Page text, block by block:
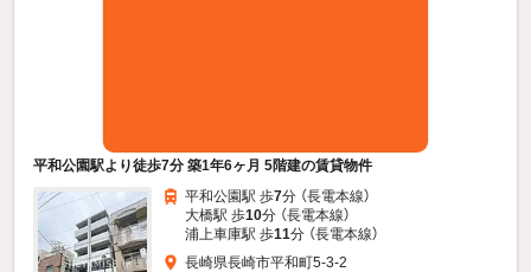
平和公園駅より徒歩7分 築1年6ヶ月 5階建の賃貸物件
平和公園駅 歩7分 （長電本線）
大橋駅 歩10分 （長電本線）
浦上車庫駅 歩11分 （長電本線）
長崎県長崎市平和町5-3-2